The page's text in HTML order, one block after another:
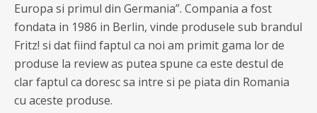
Europa si primul din Germania”. Compania a fost
fondata in 1986 in Berlin, vinde produsele sub brandul
Fritz! si dat fiind faptul ca noi am primit gama lor de
produse la review as putea spune ca este destul de
clar faptul ca doresc sa intre si pe piata din Romania
cu aceste produse.